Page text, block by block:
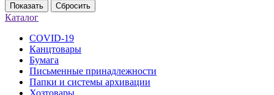
Показать Сбросить
Каталог
COVID-19
Канцтовары
Бумага
Письменные принадлежности
Папки и системы архивации
Хозтовары